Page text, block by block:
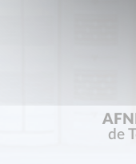
de